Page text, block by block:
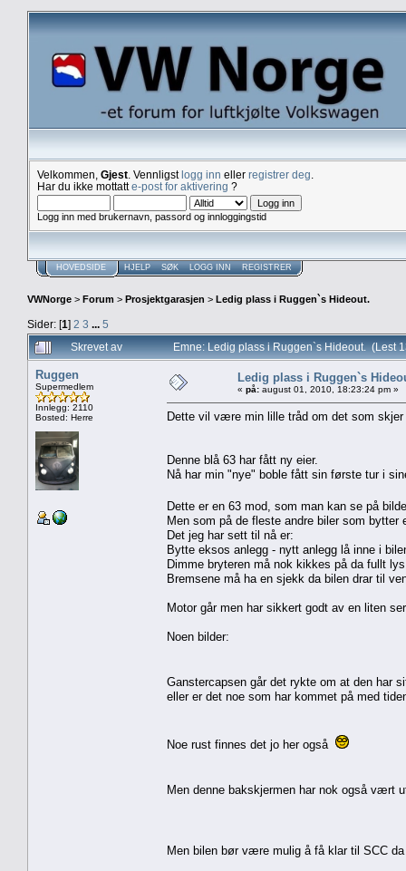
Velkommen, Gjest . Vennligstlogg inn eller registrer deg
Har du ikke mottatte-post for aktivering ?
Logg inn med brukernavn, passord og innloggingstid
HOVEDSIDE HJELP SØK LOGG INN REGISTRER
VWNorge > Forum > Prosjektgarasjen > Ledig plass i Ruggen`s Hideout.
Sider: [1] 2 3 ... 5
Skrevet av
Emne: Ledig plass i Ruggen`s Hideout. (Lest
Ruggen
Supermedlem
Innlegg: 2110
Bosted: Herre
Ledig plass i Ruggen`s
« på: august 01, 2010, 18:23:24 pm »
Dette vil være min lille tråd om det som skjer
Denne blå 63 har fått ny eier.
Nå har min "nye" boble fått sin første tur i
Dette er en 63 mod, som man kan se på
Men som på de fleste andre biler som
Det jeg har sett til nå er:
Bytte eksos anlegg - nytt anlegg lå inne i
Dimme bryteren må nok kikkes på da fullt
Bremsene må ha en sjekk da bilen drar til
Motor går men har sikkert godt av en liten
Noen bilder:
Ganstercapsen går det rykte om at den har
eller er det noe som har kommet på med
Noe rust finnes det jo her også
Men denne bakskjermen har nok også vært
Men bilen bør være mulig å få klar til SCC